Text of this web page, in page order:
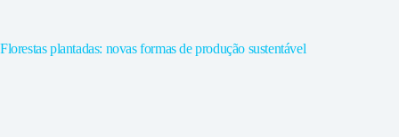
Florestas plantadas: novas formas de produção sustentável